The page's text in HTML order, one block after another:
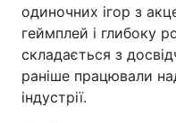
одиночних ігор з
геймплей і глибоку
складається з
раніше працювали
індустрії.